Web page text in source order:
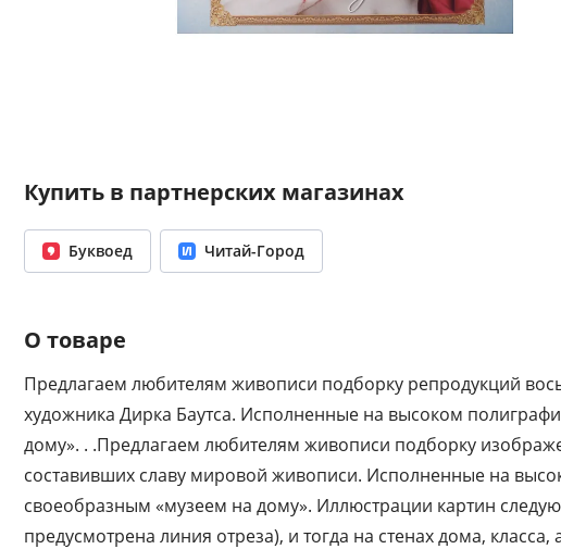
Купить в партнерских магазинах
Буквоед Читай-Город
О товаре
Предлагаем любителям живописи подборку репродукций
художника Дирка Баутса. Исполненные на высоком
дому». . .Предлагаем любителям живописи подборку
составивших славу мировой живописи. Исполненные на
своеобразным «музеем на дому». Иллюстрации картин
предусмотрена линия отреза), и тогда на стенах дома,